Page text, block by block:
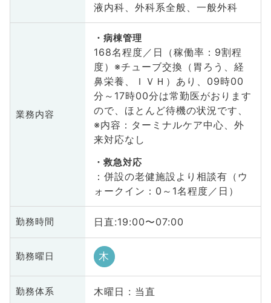
液内科、外科系全般、一般外科
業務内容
病棟管理
168名程度／日（稼働率：9割程
度）※チューブ交換（胃ろう、経
鼻栄養、ＩＶＨ）あり、09時00
分～17時00分は常勤医がおります
ので、ほとんど待機の状況です、
※内容：ターミナルケア中心、外
来対応なし
救急対応
：併設の老健施設より相談有（ウ
ォークイン：0～1名程度／日）
勤務時間 日直:19:00〜07:00
勤務曜日 木
勤務体系 木曜日 : 当直